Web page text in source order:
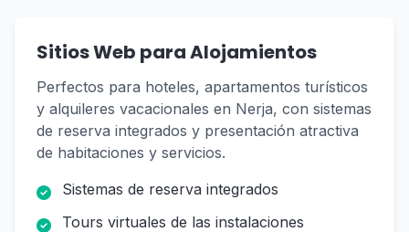
Sitios Web para Alojamientos
Perfectos para hoteles, apartamentos turísticos
y alquileres vacacionales en Nerja, con sistemas
de reserva integrados y presentación atractiva
de habitaciones y servicios.
Sistemas de reserva integrados
Tours virtuales de las instalaciones